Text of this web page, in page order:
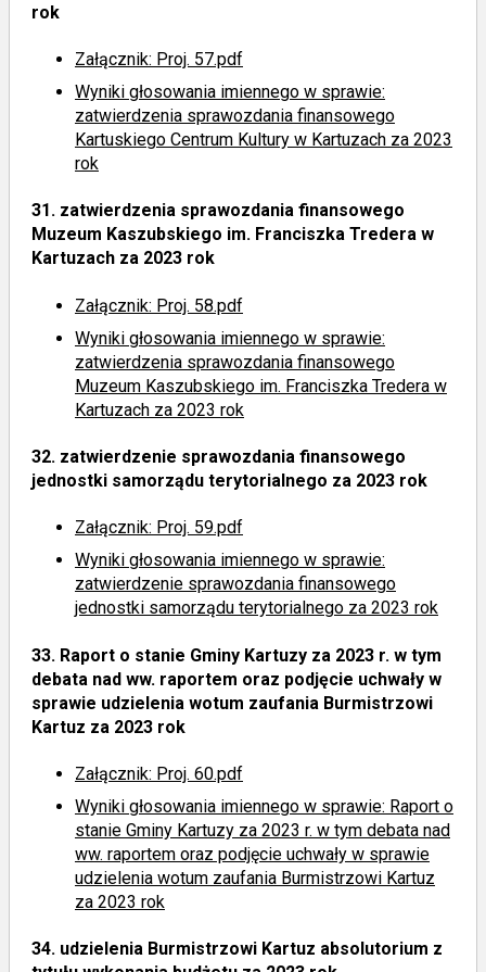
rok
Załącznik: Proj. 57.pdf
Wyniki głosowania imiennego w sprawie:
zatwierdzenia sprawozdania finansowego
Kartuskiego Centrum Kultury w Kartuzach za 2023
rok
31. zatwierdzenia sprawozdania finansowego
Muzeum Kaszubskiego im. Franciszka Tredera w
Kartuzach za 2023 rok
Załącznik: Proj. 58.pdf
Wyniki głosowania imiennego w sprawie:
zatwierdzenia sprawozdania finansowego
Muzeum Kaszubskiego im. Franciszka Tredera w
Kartuzach za 2023 rok
32. zatwierdzenie sprawozdania finansowego
jednostki samorządu terytorialnego za 2023 rok
Załącznik: Proj. 59.pdf
Wyniki głosowania imiennego w sprawie:
zatwierdzenie sprawozdania finansowego
jednostki samorządu terytorialnego za 2023 rok
33. Raport o stanie Gminy Kartuzy za 2023 r. w tym
debata nad ww. raportem oraz podjęcie uchwały w
sprawie udzielenia wotum zaufania Burmistrzowi
Kartuz za 2023 rok
Załącznik: Proj. 60.pdf
Wyniki głosowania imiennego w sprawie: Raport o
stanie Gminy Kartuzy za 2023 r. w tym debata nad
ww. raportem oraz podjęcie uchwały w sprawie
udzielenia wotum zaufania Burmistrzowi Kartuz
za 2023 rok
34. udzielenia Burmistrzowi Kartuz absolutorium z